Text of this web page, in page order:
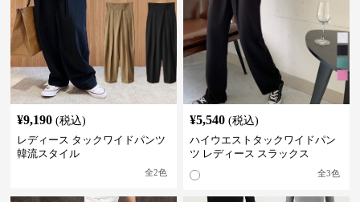
¥9,190 (税込)
レディース タックワイドパンツ
韓流スタイル
全2色
¥5,540 (税込)
ハイウエストタックワイドパン
ツ レディース スラックス
全3色